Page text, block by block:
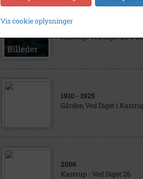
1930
Kastrup. Ved Diget 26.
1910 - 1925
Gården Ved Diget i
2006
Kastrup - Ved Diget 26
Vis cookie oplysninger